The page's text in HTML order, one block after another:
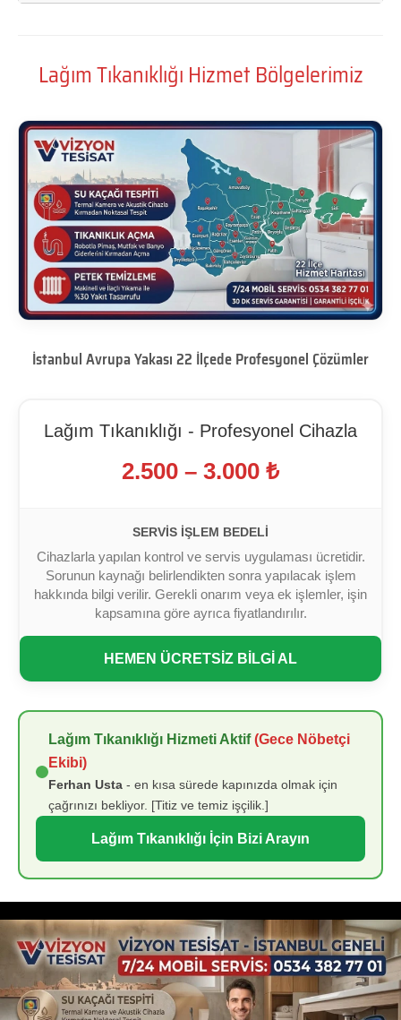
Lağım Tıkanıklığı Hizmet Bölgelerimiz
İstanbul Avrupa Yakası 22 İlçede Profesyonel Çözümler
Lağım Tıkanıklığı - Profesyonel Cihazla
2.500 – 3.000 ₺
SERVIS İŞLEM BEDELI
Cihazlarla yapılan kontrol ve servis uygulaması ücretidir.
Sorunun kaynağı belirlendikten sonra yapılacak işlem
hakkında bilgi verilir. Gerekli onarım veya ek işlemler, işin
kapsamına göre ayrıca fiyatlandırılır.
HEMEN ÜCRETSİZ BİLGİ AL
Lağım Tıkanıklığı Hizmeti Aktif(Gece Nöbetçi
Ekibi)
Ferhan Usta - en kısa sürede kapınızda olmak için
çağrınızı bekliyor. [Titiz ve temiz işçilik.]
Lağım Tıkanıklığı İçin Bizi Arayın